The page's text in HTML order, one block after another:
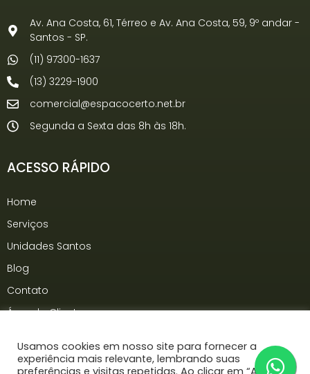
Av. Ana Costa, 61, Térreo e Av. Ana Costa, 59, 9º andar -
Santos - SP.
(11) 97300-1637
(13) 3229-1900
comercial@espacocerto.net.br
Segunda a Sexta das 8h às 18h.
ACESSO RÁPIDO
Home
Serviços
Unidades Santos
Blog
Contato
Área do Cliente
Espaço Certo Copyright © 2023 | Produzido na Adon
Usamos cookies em nosso site para fornecer a
experiência mais relevante, lembrando suas
preferências e visitas repetidas. Ao clicar em “Aceitar”,